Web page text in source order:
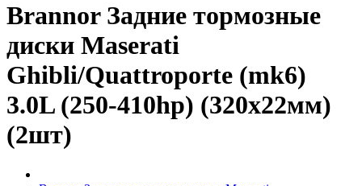
Brannor Задние тормозные
диски Maserati
Ghibli/Quattroporte (mk6)
3.0L (250-410hp) (320x22мм)
(2шт)